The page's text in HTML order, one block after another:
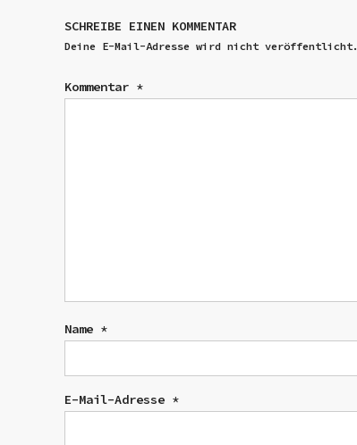
SCHREIBE EINEN KOMMENTAR
Deine E-Mail-Adresse wird nicht veröffentlicht.
Kommentar *
Name *
E-Mail-Adresse *